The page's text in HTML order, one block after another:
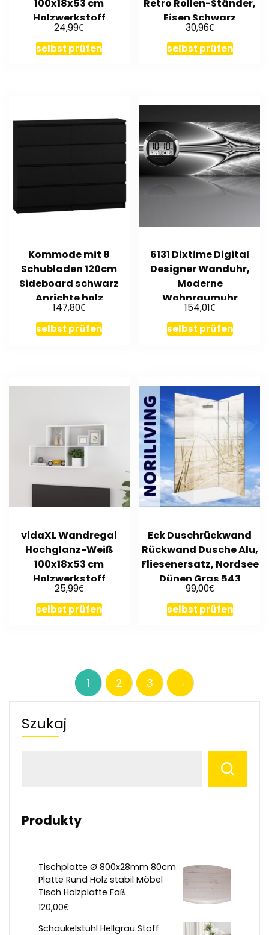
100x18x53 cm
Holzwerkstoff
24,99€
selbst prüfen
Retro Rollen-Ständer,
Eisen Schwarz
30,96€
selbst prüfen
Kommode mit 8
Schubladen 120cm
Sideboard schwarz
Anrichte holz
147,80€
selbst prüfen
6131 Dixtime Digital
Designer Wanduhr,
Moderne
Wohnraumuhr
35x100cm
154,01€
selbst prüfen
vidaXL Wandregal
Hochglanz-Weiß
100x18x53 cm
Holzwerkstoff
25,99€
selbst prüfen
Eck Duschrückwand
Rückwand Dusche Alu,
Fliesenersatz, Nordsee
Dünen Gras 543
99,00€
selbst prüfen
1 2 3 →
Szukaj
Produkty
Tischplatte Ø 800x28mm 80cm
Platte Rund Holz stabil Möbel
Tisch Holzplatte Faß
120,00€
Schaukelstuhl Hellgrau Stoff